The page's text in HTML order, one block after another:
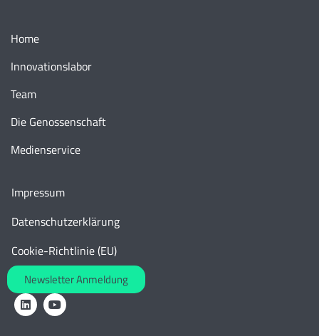
Home
Innovationslabor
Team
Die Genossenschaft
Medienservice
Impressum
Datenschutzerklärung
Cookie-Richtlinie (EU)
Newsletter Anmeldung